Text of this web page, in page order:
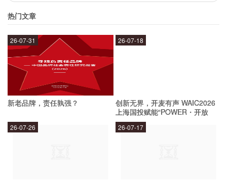
制作纸篓
1. 准备所需材料：民丰特纸、剪刀、胶水、卷
尺。
2. 根据需要的尺寸，剪下一张合适大小的民丰特
热门文章
新老品牌，责任孰强？
26-07-31
创新无界，开麦有声 WAIC2026
上海国投赋能“POWER・开放
麦”专场成功举办
26-07-18
26-07-26 26-07-17